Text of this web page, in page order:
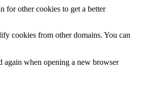
for other cookies to get a better
cookies from other domains. You can
again when opening a new browser